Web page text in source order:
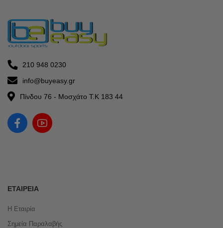
210 948 0230
info@buyeasy.gr
Πίνδου 76 - Μοσχάτο Τ.Κ 183 44
ΕΤΑΙΡΕΊΑ
Η Εταιρία
Σημεία Παραλαβής